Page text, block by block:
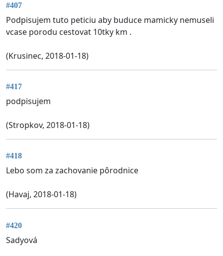
#407
Podpisujem tuto peticiu aby buduce mamicky nemuseli
vcase porodu cestovat 10tky km .
(Krusinec, 2018-01-18)
#417
podpisujem
(Stropkov, 2018-01-18)
#418
Lebo som za zachovanie pôrodnice
(Havaj, 2018-01-18)
#420
Sadyová